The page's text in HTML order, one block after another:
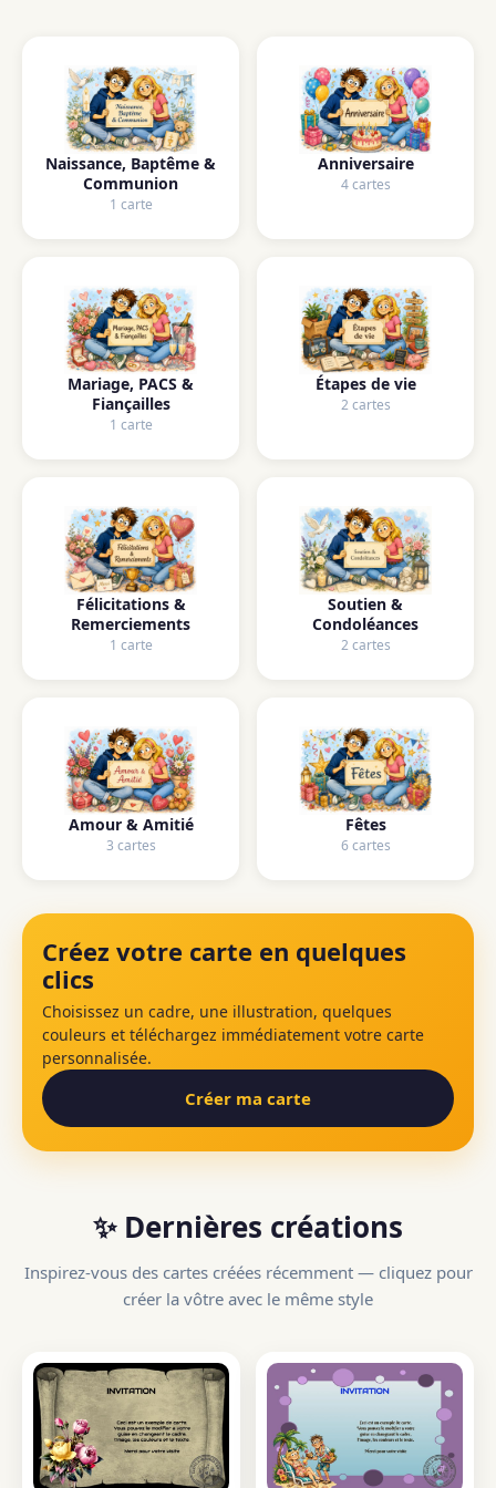
Naissance, Baptême &
Communion
1 carte
Anniversaire
4 cartes
Mariage, PACS &
Fiançailles
1 carte
Étapes de vie
2 cartes
Félicitations &
Remerciements
1 carte
Soutien &
Condoléances
2 cartes
Amour & Amitié
3 cartes
Fêtes
6 cartes
Créez votre carte en quelques
clics
Choisissez un cadre, une illustration, quelques
couleurs et téléchargez immédiatement votre carte
personnalisée.
Créer ma carte
✨ Dernières créations
Inspirez-vous des cartes créées récemment — cliquez pour
créer la vôtre avec le même style